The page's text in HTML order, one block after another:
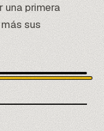
una primera
sus